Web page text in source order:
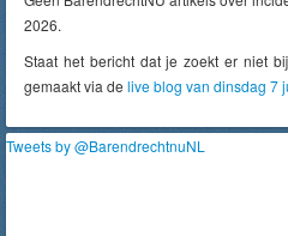
2026.
Staat het bericht dat je zoekt er niet
gemaakt via de live blog van dinsdag 7
Tweets by @BarendrechtnuNL